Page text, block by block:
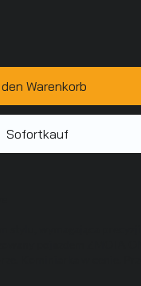
Warenkorb
Sofortkauf